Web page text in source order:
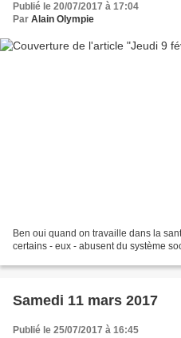
Publié le 20/07/2017 à 17:04
Par Alain Olympie
Ben oui quand on travaille dans la
certains - eux - abusent du système
Samedi 11 mars 2017
Publié le 25/07/2017 à 16:45